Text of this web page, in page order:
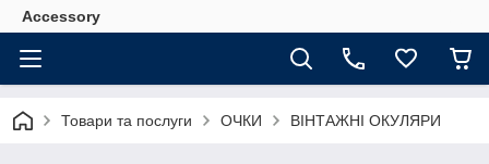
Accessory
Товари та послуги ОЧКИ ВІНТАЖНІ ОКУЛЯРИ